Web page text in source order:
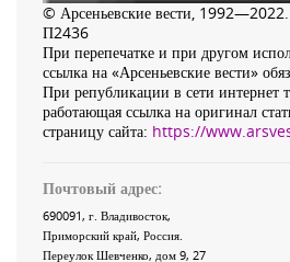
© Арсеньевские вести,
П2436
При перепечатке и при другом
ссылка на «Арсеньевские вести»
При републикации в сети интернет
работающая ссылка на оригинал
страницу сайта: https://
Почтовый адрес:
690091, г. Владивосток,
Приморский край, Россия
Переулок Шевченко, дом 9, 27